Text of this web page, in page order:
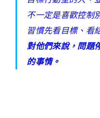
不一定是喜歡控制
習慣先看目標、看
對他們來說，問題
的事情。